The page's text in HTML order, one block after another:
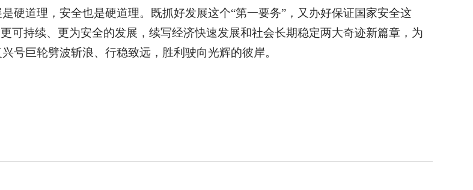
硬道理，安全也是硬道理。既抓好发展这个“第一要务”，又办好保证国家安全这
可持续、更为安全的发展，续写经济快速发展和社会长期稳定两大奇迹新篇章，为
号巨轮劈波斩浪、行稳致远，胜利驶向光辉的彼岸。